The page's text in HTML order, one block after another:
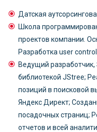
Датская
Школа
проектов компании.
Разработка user
Ведущий разработчик,
библиотекой JStree;
позиций в поисковой
Яндекс Директ;
посадочных страниц;
отчетов и всей